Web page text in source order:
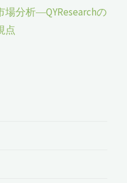
場分析―QYResearchの
点